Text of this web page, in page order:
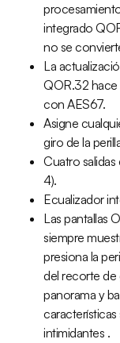
integrado
no se
La
QOR.32 hace
con AES67.
Asigne
giro de la
Cuatro salidas
4).
Ecualizador
Las pantallas
siempre
presiona la
del recorte de
panorama y
intimidantes .